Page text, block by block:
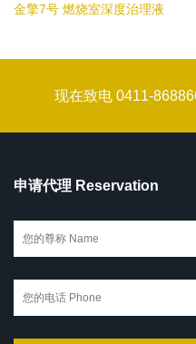
金擎7号 燃烧室深度治理液
现在致电 0411-
申请代理 Reservation